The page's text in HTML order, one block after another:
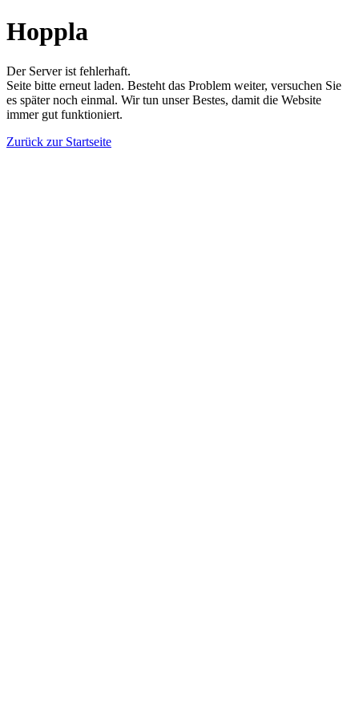
Hoppla
Der Server ist fehlerhaft.
Seite bitte erneut laden. Besteht das Problem weiter, versuchen Sie
es später noch einmal. Wir tun unser Bestes, damit die Website
immer gut funktioniert.
Zurück zur Startseite